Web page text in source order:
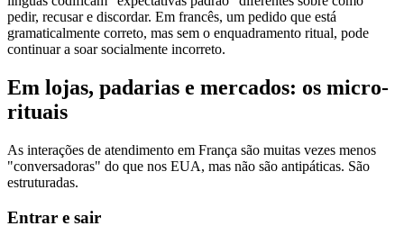
pedir, recusar e discordar. Em francês, um pedido que está
gramaticalmente correto, mas sem o enquadramento ritual, pode
continuar a soar socialmente incorreto.
Em lojas, padarias e mercados: os micro-
rituais
As interações de atendimento em França são muitas vezes menos
"conversadoras" do que nos EUA, mas não são antipáticas. São
estruturadas.
Entrar e sair